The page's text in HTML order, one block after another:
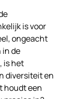
is voor
ongeacht
in de
is het
diversiteit en
houdt een